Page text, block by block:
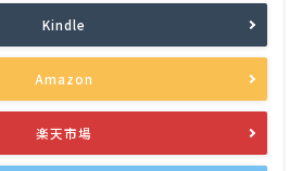
Kindle
Amazon
楽天市場